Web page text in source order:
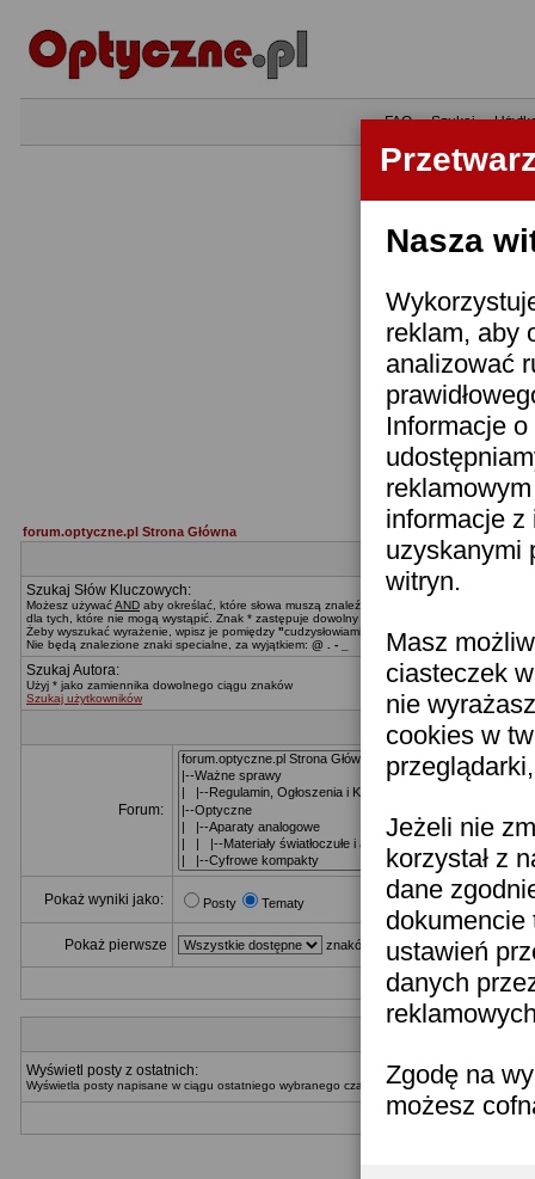
Nasza
reklam, aby
analizować
Informacje
informacje z
uzyskanymi
witryn.
Masz
ciasteczek
nie
cookies w
Jeżeli nie
korzystał z
dane
dokumencie
ustawień
danych
Zgodę na
możesz
•FAQ•Szukaj•
forum.optyczne.pl Strona Główna
Szukaj Słów Kluczowych:
Możesz używaćAND aby określać, które słowa muszą znaleźć się w wynikach,
dla tych, które nie mogą wystąpić. Znak * zastępuje dowolny ciąg znaków.
Żeby wyszukać wyrażenie, wpisz je pomiędzy "cudzysłowiami
Nie będą znalezione znaki specialne, za wyjątkiem: @ . - _
Szukaj Autora:
Użyj * jako zamiennika dowolnego ciągu znaków
Szukaj użytkowników
Forum:
Pokaż wyniki jako: Posty Tematy
Pokaż pierwsze znaków z postu
Wyświetl posty z ostatnich:
Wyświetla posty napisane w ciągu ostatniego wybranego czasu. Można wybrać metodę